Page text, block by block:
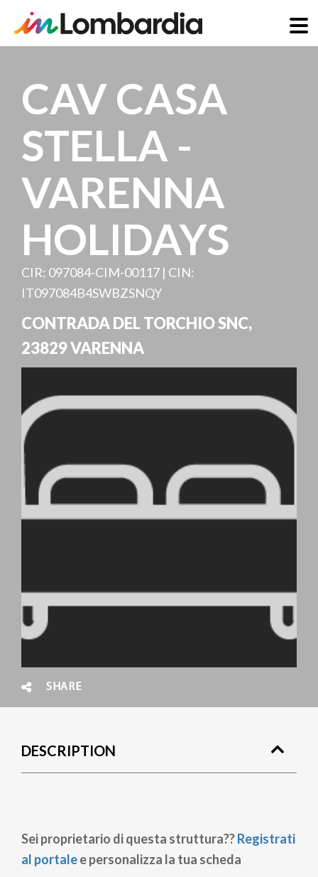
main
content
CAV CASA
STELLA -
VARENNA
HOLIDAYS
CIR: 097084-CIM-00117 | CIN:
IT097084B4SWBZSNQY
CONTRADA DEL TORCHIO SNC,
23829VARENNA
SHARE
DESCRIPTION
Sei proprietario di questa struttura??Registrati
al portalee personalizza la tua scheda